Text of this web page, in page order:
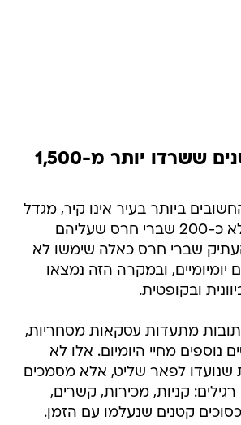
החרסים הקטנים ששרדו יותר מ-1,500
ביותר בעיר אינו קיר, מגדל
או מטבע זהב, אלא כ-200 שברי חרס שעליהם
שברי חרס כאלה שימשו לא
יומיומיים, ובמקרה הזה נמצאו
ובקופטית.
מתעדות עסקאות מסחריות,
נוספים מחיי היומיום. אלו לא
שנועדו לפאר שליט, אלא מסמכים
קניות, מכירות, קשרים,
קטנים שנעלמו עם הזמן.